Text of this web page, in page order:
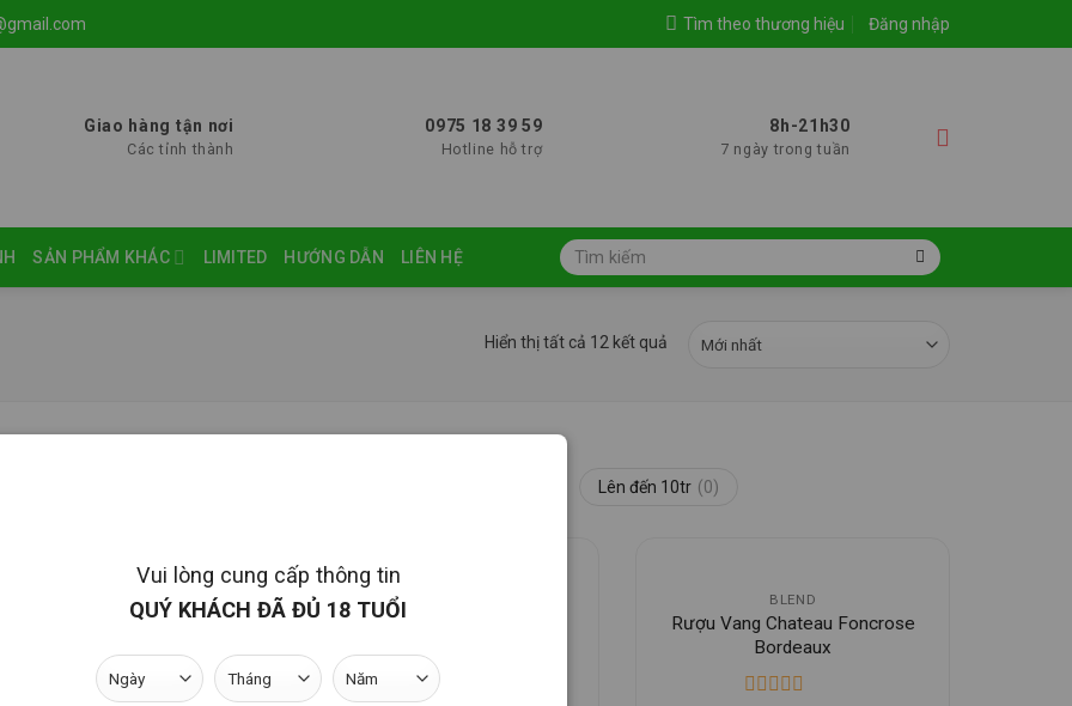
Tìm theo thương hiệu Đăng nhập
Giao hàng tận nơi
Các tỉnh thành
0975 18 39 59
Hotline hỗ trợ
8h-21h30
7 ngày trong tuần
SẢN PHẨM KHÁC LIMITED HƯỚNG DẪN LIÊN HỆ
Tìm
kiếm:
Hiển thị tất cả 12 kết quả
Lên đến 10tr (0)
HẾT HÀNG
Vang Château Lafont
CABERNET SAUVIGNON
Rượu Vang Vignerons
Cabernet Sauvignon
BLEND
Rượu Vang Chateau Foncrose
Bordeaux
Vui lòng cung cấp thông tin
QUÝ KHÁCH ĐÃ ĐỦ 18 TUỔI